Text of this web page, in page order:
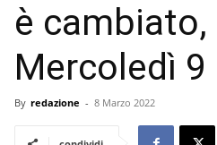
è
Mercoledì
By redazione - 8 Marzo 2022